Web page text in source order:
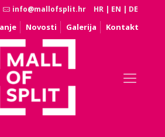
info@mallofsplit.hr HR | EN | DE
Novosti Galerija Kontakt